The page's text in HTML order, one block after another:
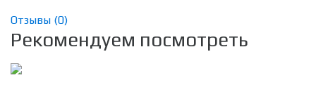
Отзывы (0)
Рекомендуем посмотреть